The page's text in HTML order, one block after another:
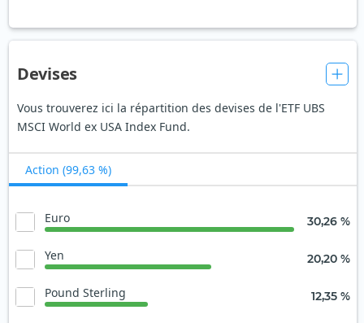
Devises
Vous trouverez ici la répartition des devises de l'ETF UBS
MSCI World ex USA Index Fund.
Action (99,63 %)
Euro 30,26 %
Yen 20,20 %
Pound Sterling 12,35 %